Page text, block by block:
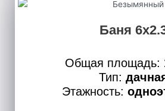
Баня
Общая площадь:
Тип:
Этажность: